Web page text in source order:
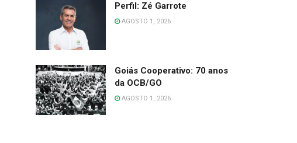
Perfil: Zé Garrote
AGOSTO 1, 2026
Goiás Cooperativo: 70 anos
da OCB/GO
AGOSTO 1, 2026